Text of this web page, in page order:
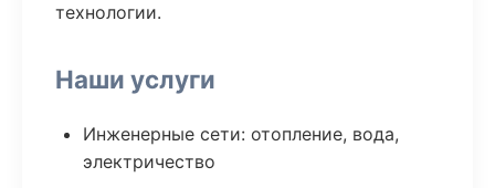
технологии.
Наши услуги
Инженерные сети: отопление, вода,
электричество